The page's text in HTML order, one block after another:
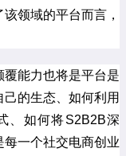
领域的平台而言，
覆能力也将是平台是
的生态、如何利用
、如何将S2B2B深
一个社交电商创业